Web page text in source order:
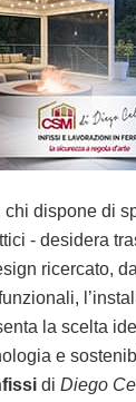
dispone di
- desidera
ricercato,
la scelta
e
diDiego